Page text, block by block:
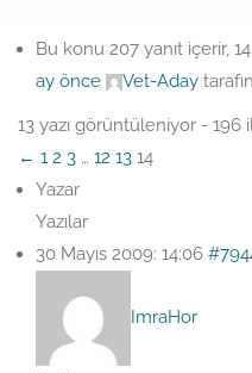
Bu konu 207 yanıt içerir,
ay önce
Vet-Aday
13 yazı görüntüleniyor - 196
← 1 2 3 … 12 13 14
Yazar
Yazılar
30 Mayıs 2009: 14:06
ImraHor